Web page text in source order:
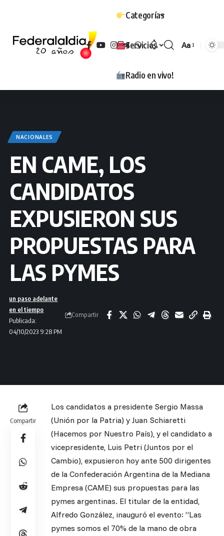
Categorías
Servicios
Radio en vivo!
Tamaño
Aa
NACIONALES
EN CAME, LOS
CANDIDATOS
EXPUSIERON SUS
PROPUESTAS PARA
LAS PYMES
Publicada:
04/10/2023 9:28 PM
un paso adelante
en el tiempo
Compartir
Compartir
Los candidatos a presidente Sergio Massa
(Unión por la Patria) y Juan Schiaretti
(Hacemos por Nuestro País), y el candidato a
vicepresidente, Luis Petri (Juntos por el
Cambio), expusieron hoy ante 500 dirigentes
de la Confederación Argentina de la Mediana
Empresa (CAME) sus propuestas para las
pymes argentinas. El titular de la entidad,
Alfredo González, inauguró el evento: “Las
pymes somos el 70% de la mano de obra